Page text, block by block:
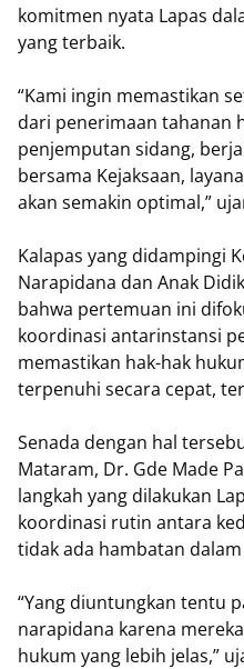
komitmen nyata Lapas
yang terbaik.
“Kami ingin memastikan
dari penerimaan tahanan
penjemputan sidang,
bersama Kejaksaan,
akan semakin optimal,”
Kalapas yang didampingi
Narapidana dan Anak
bahwa pertemuan ini
koordinasi antarinstansi
memastikan hak-hak
terpenuhi secara cepat,
Senada dengan hal
Mataram, Dr. Gde Made
langkah yang dilakukan
koordinasi rutin antara
tidak ada hambatan
“Yang diuntungkan tentu
narapidana karena
hukum yang lebih jelas,”